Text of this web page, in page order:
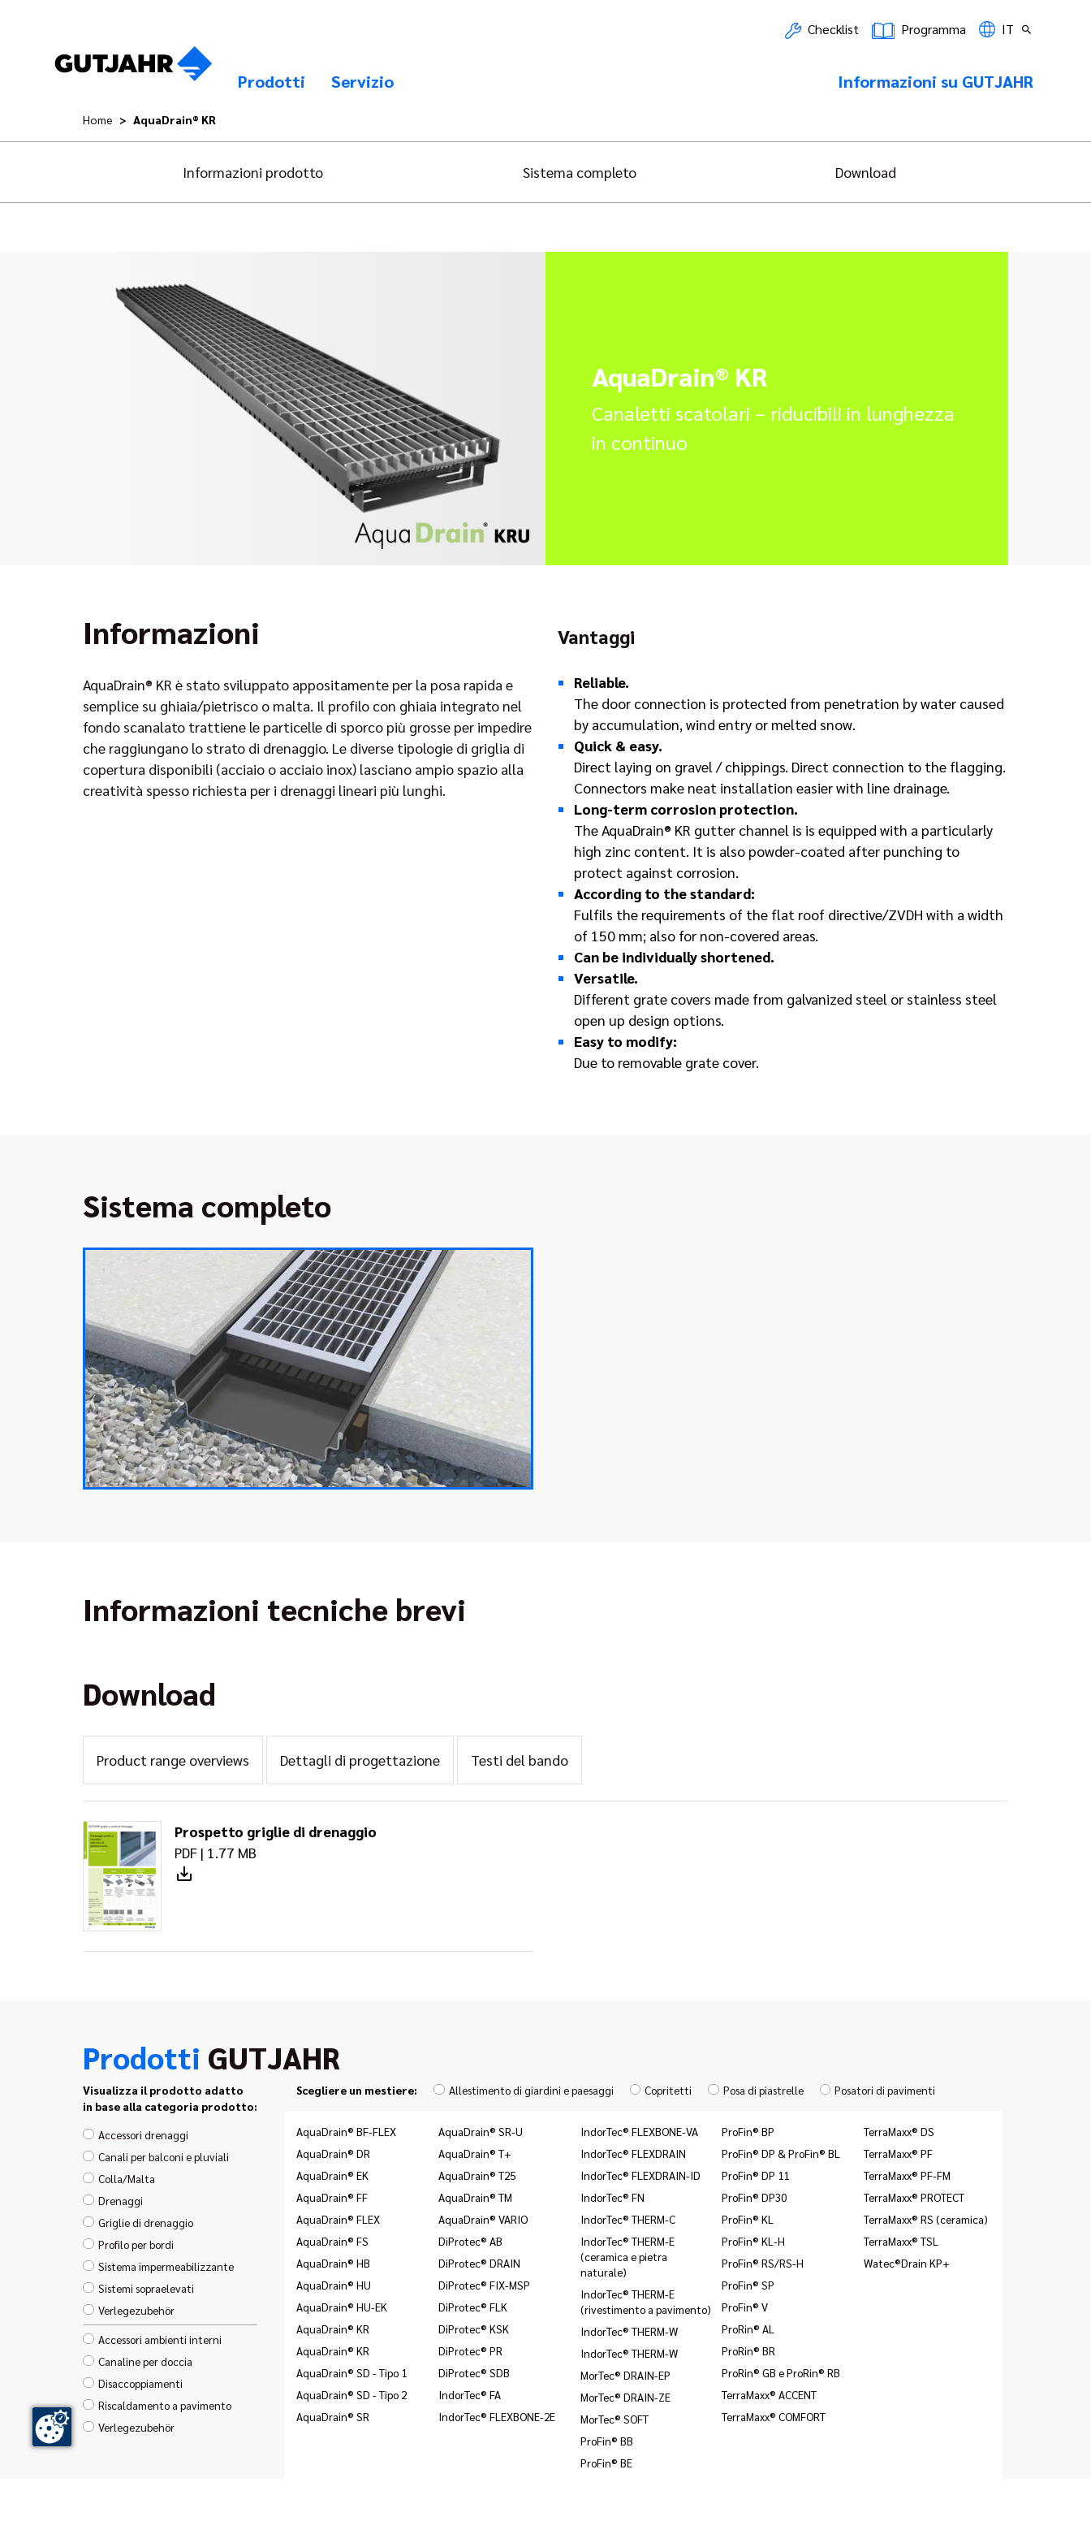
Checklist Programma IT
Prodotti Servizio Informazioni su GUTJAHR
Home AquaDrain® KR
Informazioni prodotto Sistema completo Download
AquaDrain® KR
Canaletti scatolari – riducibili in lunghezza
in continuo
Informazioni
AquaDrain® KR è stato sviluppato appositamente per la posa rapida e
semplice su ghiaia/pietrisco o malta. Il profilo con ghiaia integrato nel
fondo scanalato trattiene le particelle di sporco più grosse per impedire
che raggiungano lo strato di drenaggio. Le diverse tipologie di griglia di
copertura disponibili (acciaio o acciaio inox) lasciano ampio spazio alla
creatività spesso richiesta per i drenaggi lineari più lunghi.
Vantaggi
Reliable.
The door connection is protected from penetration by water caused
by accumulation, wind entry or melted snow.
Quick & easy.
Direct laying on gravel / chippings. Direct connection to the flagging.
Connectors make neat installation easier with line drainage.
Long-term corrosion protection.
The AquaDrain® KR gutter channel is is equipped with a particularly
high zinc content. It is also powder-coated after punching to
protect against corrosion.
According to the standard:
Fulfils the requirements of the flat roof directive/ZVDH with a width
of 150 mm; also for non-covered areas.
Can be individually shortened.
Versatile.
Different grate covers made from galvanized steel or stainless steel
open up design options.
Easy to modify:
Due to removable grate cover.
Sistema completo
Informazioni tecniche brevi
Download
Product range overviews Dettagli di progettazione Testi del bando
Prospetto griglie di drenaggio
PDF | 1.77 MB
Prodotti GUTJAHR
Visualizza il prodotto adatto
in base alla categoria prodotto:
Accessori drenaggi
Canali per balconi e pluviali
Colla/Malta
Drenaggi
Griglie di drenaggio
Profilo per bordi
Sistema impermeabilizzante
Sistemi sopraelevati
Verlegezubehör
Accessori ambienti interni
Canaline per doccia
Disaccoppiamenti
Riscaldamento a pavimento
Verlegezubehör
Scegliere un mestiere: Allestimento di giardini e paesaggi Copritetti Posa di piastrelle Posatori di pavimenti
AquaDrain® BF-FLEX
AquaDrain® DR
AquaDrain® EK
AquaDrain® FF
AquaDrain® FLEX
AquaDrain® FS
AquaDrain® HB
AquaDrain® HU
AquaDrain® HU-EK
AquaDrain® KR
AquaDrain® KR
AquaDrain® SD - Tipo 1
AquaDrain® SD - Tipo 2
AquaDrain® SR
AquaDrain® SR-U
AquaDrain® T+
AquaDrain® T25
AquaDrain® TM
AquaDrain® VARIO
DiProtec® AB
DiProtec® DRAIN
DiProtec® FIX-MSP
DiProtec® FLK
DiProtec® KSK
DiProtec® PR
DiProtec® SDB
IndorTec® FA
IndorTec® FLEXBONE-2E
IndorTec® FLEXBONE-VA
IndorTec® FLEXDRAIN
IndorTec® FLEXDRAIN-ID
IndorTec® FN
IndorTec® THERM-C
IndorTec® THERM-E
(ceramica e pietra
naturale)
IndorTec® THERM-E
(rivestimento a pavimento)
IndorTec® THERM-W
IndorTec® THERM-W
MorTec® DRAIN-EP
MorTec® DRAIN-ZE
MorTec® SOFT
ProFin® BB
ProFin® BE
ProFin® BP
ProFin® DP & ProFin® BL
ProFin® DP 11
ProFin® DP30
ProFin® KL
ProFin® KL-H
ProFin® RS/RS-H
ProFin® SP
ProFin® V
ProRin® AL
ProRin® BR
ProRin® GB e ProRin® RB
TerraMaxx® ACCENT
TerraMaxx® COMFORT
TerraMaxx® DS
TerraMaxx® PF
TerraMaxx® PF-FM
TerraMaxx® PROTECT
TerraMaxx® RS (ceramica)
TerraMaxx® TSL
Watec®Drain KP+